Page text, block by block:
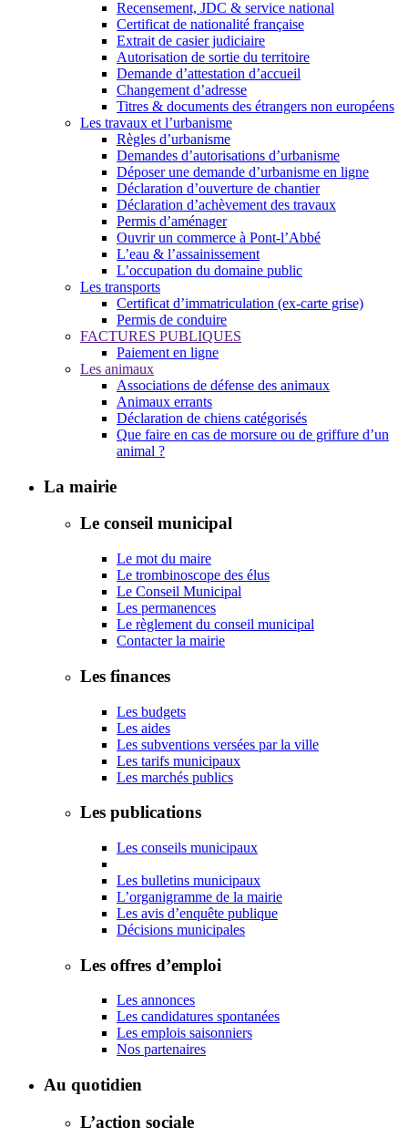
Recensement, JDC & service national
Certificat de nationalité française
Extrait de casier judiciaire
Autorisation de sortie du territoire
Demande d’attestation d’accueil
Changement d’adresse
Titres & documents des étrangers non européens
Les travaux et l’urbanisme
Règles d’urbanisme
Demandes d’autorisations d’urbanisme
Déposer une demande d’urbanisme en ligne
Déclaration d’ouverture de chantier
Déclaration d’achèvement des travaux
Permis d’aménager
Ouvrir un commerce à Pont-l’Abbé
L’eau & l’assainissement
L’occupation du domaine public
Les transports
Certificat d’immatriculation (ex-carte grise)
Permis de conduire
FACTURES PUBLIQUES
Paiement en ligne
Les animaux
Associations de défense des animaux
Animaux errants
Déclaration de chiens catégorisés
Que faire en cas de morsure ou de griffure d’un
animal ?
La mairie
Le conseil municipal
Le mot du maire
Le trombinoscope des élus
Le Conseil Municipal
Les permanences
Le règlement du conseil municipal
Contacter la mairie
Les finances
Les budgets
Les aides
Les subventions versées par la ville
Les tarifs municipaux
Les marchés publics
Les publications
Les conseils municipaux
Les bulletins municipaux
L’organigramme de la mairie
Les avis d’enquête publique
Décisions municipales
Les offres d’emploi
Les annonces
Les candidatures spontanées
Les emplois saisonniers
Nos partenaires
Au quotidien
L’action sociale